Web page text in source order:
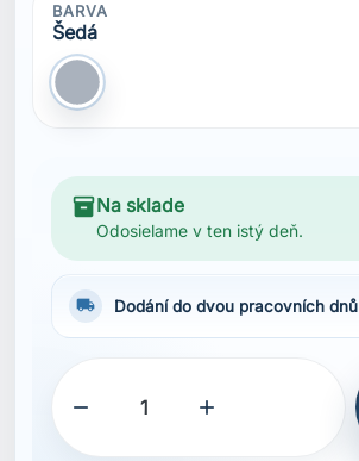
BARVA
Šedá
Šedá
inventory_2Na sklade
Odosielame v ten istý deň.
local_shipping Dodání do dvou pracovních dnů
 